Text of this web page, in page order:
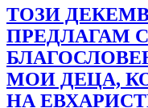
ТОЗИ
ПРЕДЛАГАМ
МОИ ДЕЦА,
НА